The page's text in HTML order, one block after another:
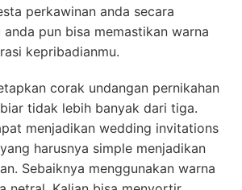
perkawinan anda secara
anda pun bisa memastikan warna
kepribadianmu.
corak undangan pernikahan
tidak lebih banyak dari tiga.
menjadikan wedding invitations
harusnya simple menjadikan
Sebaiknya menggunakan warna